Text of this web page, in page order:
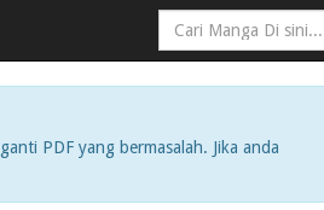
PDF yang bermasalah. Jika anda